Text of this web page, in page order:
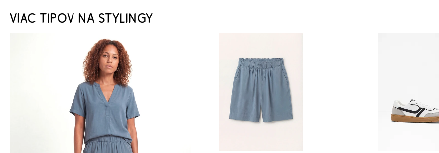
VIAC TIPOV NA STYLINGY